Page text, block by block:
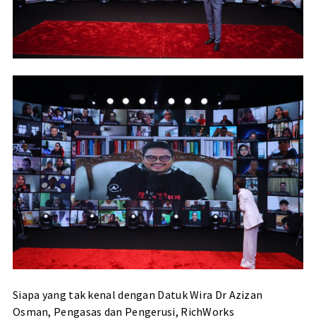
Siapa yang tak kenal dengan Datuk Wira Dr Azizan
Osman, Pengasas dan Pengerusi, RichWorks